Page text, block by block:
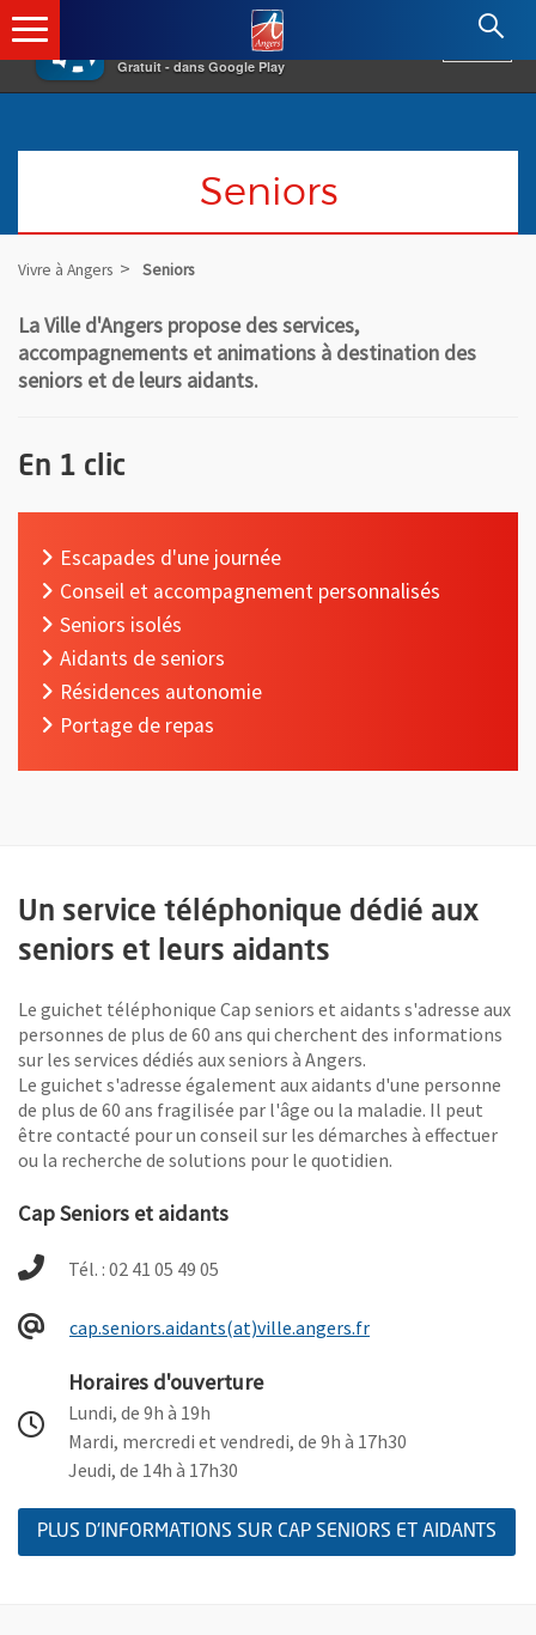
×
Gratuit - dans Google Play
Angers.fr : Retour à l'accueil
Seniors
Vivre à Angers Seniors
La Ville d'Angers propose des services,
accompagnements et animations à destination des
seniors et de leurs aidants.
En 1 clic
Escapades d'une journée
Conseil et accompagnement personnalisés
Seniors isolés
Aidants de seniors
Résidences autonomie
Portage de repas
Un service téléphonique dédié aux
seniors et leurs aidants
Le guichet téléphonique Cap seniors et aidants s'adresse aux
personnes de plus de 60 ans qui cherchent des informations
sur les services dédiés aux seniors à Angers.
Le guichet s'adresse également aux aidants d'une personne
de plus de 60 ans fragilisée par l'âge ou la maladie. Il peut
être contacté pour un conseil sur les démarches à effectuer
ou la recherche de solutions pour le quotidien.
Cap Seniors et aidants
Tél. : 02 41 05 49 05
cap.seniors.aidants(at)ville.angers.fr, Ouvre une
Horaires d'ouverture
Lundi, de 9h à 19h
Mardi, mercredi et vendredi, de 9h à 17h30
Jeudi, de 14h à 17h30
PLUS D'INFORMATIONS SUR CAP SENIORS ET AIDANTS